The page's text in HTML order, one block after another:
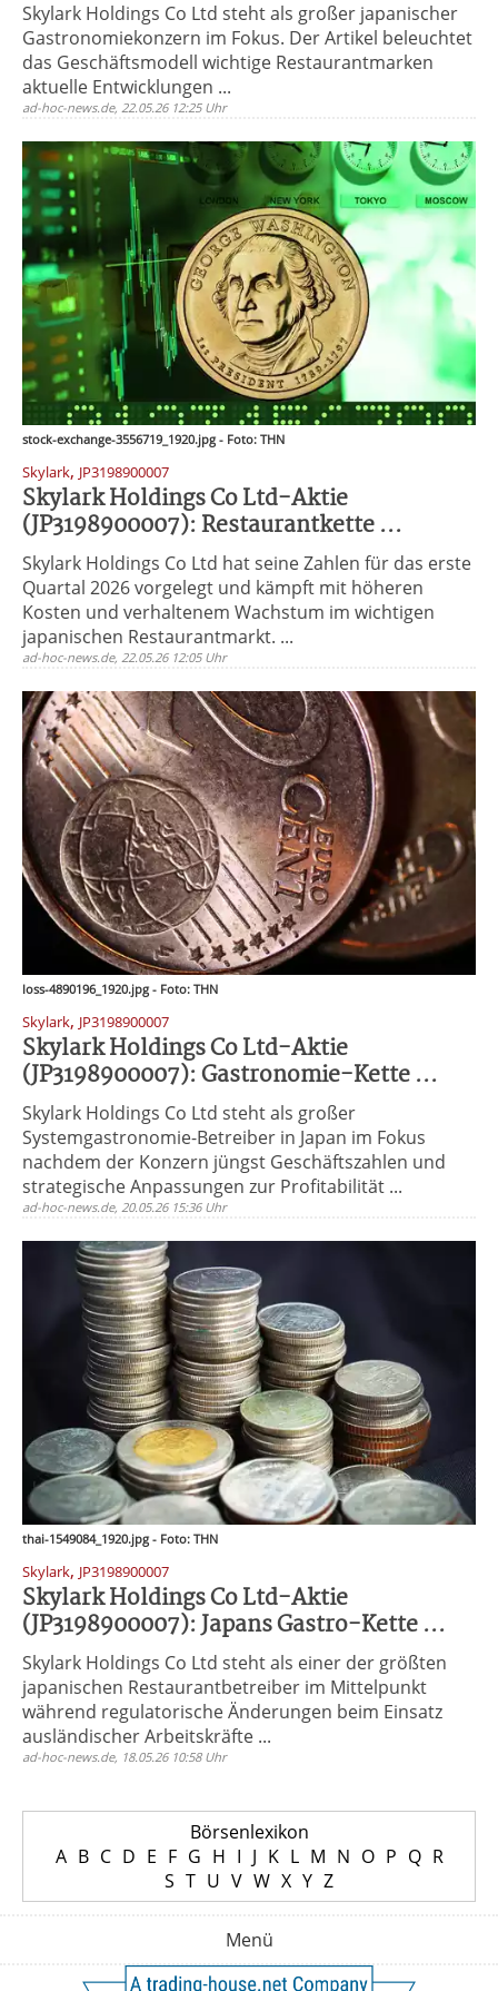
Skylark Holdings Co Ltd steht als großer japanischer
Gastronomiekonzern im Fokus. Der Artikel beleuchtet
das Geschäftsmodell wichtige Restaurantmarken
aktuelle Entwicklungen ...
ad-hoc-news.de, 22.05.26 12:25 Uhr
stock-exchange-3556719_1920.jpg - Foto: THN
Skylark, JP3198900007
Skylark Holdings Co Ltd-Aktie
(JP3198900007): Restaurantkette ...
Skylark Holdings Co Ltd hat seine Zahlen für das erste
Quartal 2026 vorgelegt und kämpft mit höheren
Kosten und verhaltenem Wachstum im wichtigen
japanischen Restaurantmarkt. ...
ad-hoc-news.de, 22.05.26 12:05 Uhr
loss-4890196_1920.jpg - Foto: THN
Skylark, JP3198900007
Skylark Holdings Co Ltd-Aktie
(JP3198900007): Gastronomie-Kette ...
Skylark Holdings Co Ltd steht als großer
Systemgastronomie-Betreiber in Japan im Fokus
nachdem der Konzern jüngst Geschäftszahlen und
strategische Anpassungen zur Profitabilität ...
ad-hoc-news.de, 20.05.26 15:36 Uhr
thai-1549084_1920.jpg - Foto: THN
Skylark, JP3198900007
Skylark Holdings Co Ltd-Aktie
(JP3198900007): Japans Gastro-Kette ...
Skylark Holdings Co Ltd steht als einer der größten
japanischen Restaurantbetreiber im Mittelpunkt
während regulatorische Änderungen beim Einsatz
ausländischer Arbeitskräfte ...
ad-hoc-news.de, 18.05.26 10:58 Uhr
Börsenlexikon
A B C D E F G H I J K L M N O P Q R
S T U V W X Y Z
Menü